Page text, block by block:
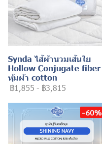
Synda ไส้ผ้านวมเส้นใย
Hollow Conjugate fiber
หุ้มผ้า cotton
฿1,855 - ฿3,815
-60%